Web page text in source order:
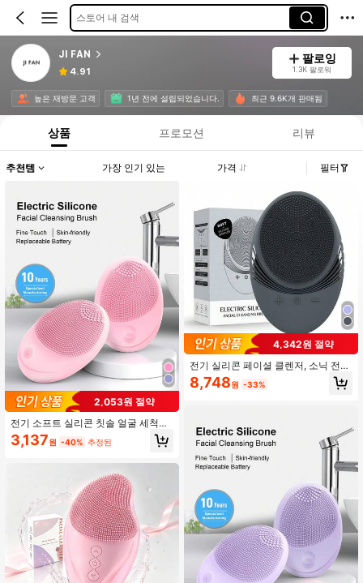
스토어 내 검색
JI FAN
4.91
팔로잉
1.3K 팔로워
높은 재방문 고객 1년 전에 설립되었습니다. 최근 9.6K개 판매됨
상품 프로모션 리뷰
추천템 가장 인기 있는 가격 필터
2,053원 절약
전기 소프트 실리콘 칫솔 얼굴 세척기,
얼굴 세척 브러시, 진동 얼굴 세척 브
러시, 깊은 클렌징, 부드러운 각질 제
3,137원 -40% 추정된
4,342원 절약
전기 실리콘 페이셜 클렌저, 소닉 전기
클렌징 브러시, USB 충전 클렌징 마사
저, 페이셜 클렌징 브러시
8,748원 -33%